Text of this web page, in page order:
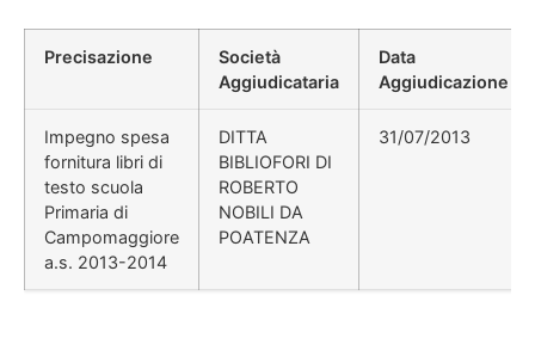
Precisazione
Società
Aggiudicataria
Data
Aggiudicazione
Impegno spesa
fornitura libri di
testo scuola
Primaria di
Campomaggiore
a.s. 2013-2014
DITTA
BIBLIOFORI DI
ROBERTO
NOBILI DA
POATENZA
31/07/2013